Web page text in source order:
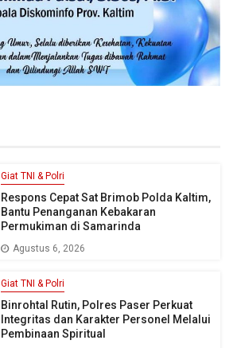
Giat TNI & Polri
Respons Cepat Sat Brimob Polda Kaltim,
Bantu Penanganan Kebakaran
Permukiman di Samarinda
Agustus 6, 2026
Giat TNI & Polri
Binrohtal Rutin, Polres Paser Perkuat
Integritas dan Karakter Personel Melalui
Pembinaan Spiritual